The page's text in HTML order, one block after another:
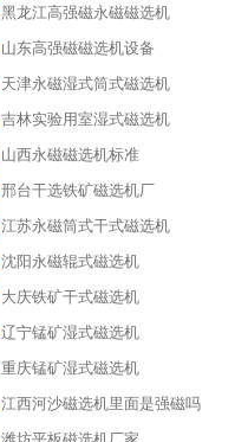
黑龙江高强磁永磁磁选机
山东高强磁磁选机设备
天津永磁湿式筒式磁选机
吉林实验用室湿式磁选机
山西永磁磁选机标准
邢台干选铁矿磁选机厂
江苏永磁筒式干式磁选机
沈阳永磁辊式磁选机
大庆铁矿干式磁选机
辽宁锰矿湿式磁选机
重庆锰矿湿式磁选机
江西河沙磁选机里面是强磁吗